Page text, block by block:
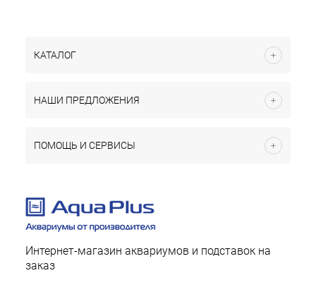
КАТАЛОГ
НАШИ ПРЕДЛОЖЕНИЯ
ПОМОЩЬ И СЕРВИСЫ
Интернет-магазин аквариумов и подставок на
заказ